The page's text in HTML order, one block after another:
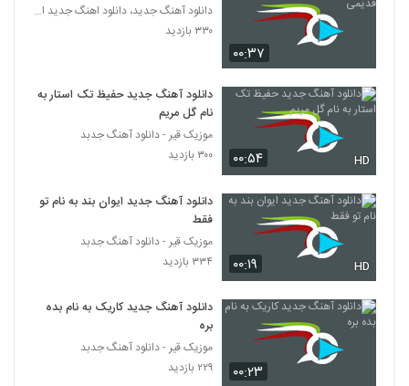
Kian Saeidi Chi Migi
۲۳۱ بازدید
دانلود آهنگ اینم یه تقدیره از سقا مسلمی
5346
۲۱۹ بازدید
5347
دانلود آهنگ دلهره از سیامک مدرسی
۲۰۰ بازدید
Kazemi Talaf)
۲۳۲ بازدید
۰۰:۳۷
دانلود آهنگ جدید، دانلود اهنگ جدید ایرانی
۳۳۰ بازدید
۰۰:۵۴ HD
دانلود آهنگ جدید حفیظ تک استار به
نام گل مریم
موزیک قیر - دانلود آهنگ جدبد
۳۰۰ بازدید
۰۰:۱۹ HD
دانلود آهنگ جدید ایوان بند به نام تو
فقط
موزیک قیر - دانلود آهنگ جدبد
۳۳۴ بازدید
۰۰:۲۳
دانلود آهنگ جدید کاریک به نام بده
بره
موزیک قیر - دانلود آهنگ جدبد
۲۲۹ بازدید